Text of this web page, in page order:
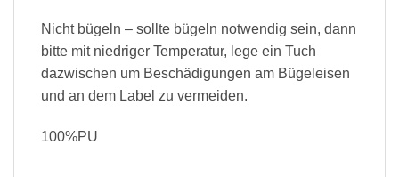
Nicht bügeln – sollte bügeln notwendig sein, dann
bitte mit niedriger Temperatur, lege ein Tuch
dazwischen um Beschädigungen am Bügeleisen
und an dem Label zu vermeiden.
100%PU